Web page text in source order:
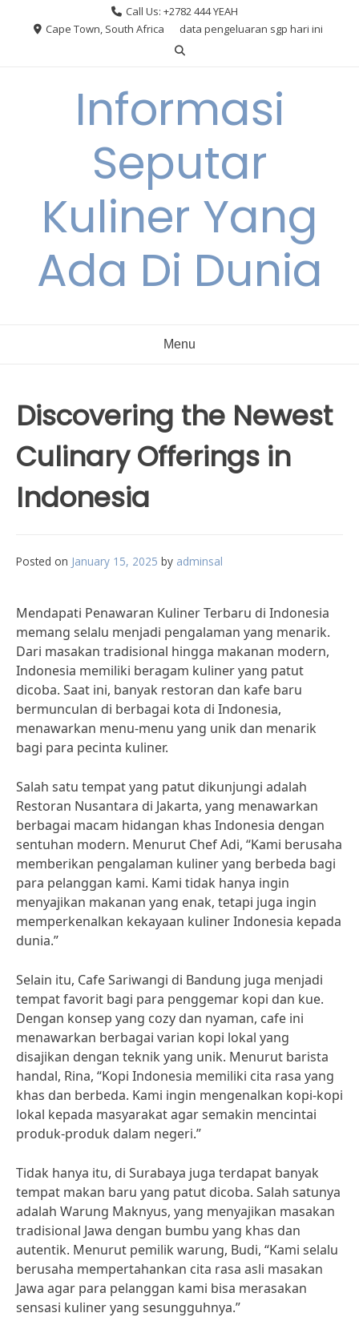
Call Us: +2782 444 YEAH
Cape Town, South Africa
data pengeluaran sgp hari ini
Informasi
Seputar
Kuliner Yang
Ada Di Dunia
Menu
Discovering the Newest
Culinary Offerings in
Indonesia
Posted on January 15, 2025 by adminsal
Mendapati Penawaran Kuliner Terbaru di Indonesia
memang selalu menjadi pengalaman yang menarik.
Dari masakan tradisional hingga makanan modern,
Indonesia memiliki beragam kuliner yang patut
dicoba. Saat ini, banyak restoran dan kafe baru
bermunculan di berbagai kota di Indonesia,
menawarkan menu-menu yang unik dan menarik
bagi para pecinta kuliner.
Salah satu tempat yang patut dikunjungi adalah
Restoran Nusantara di Jakarta, yang menawarkan
berbagai macam hidangan khas Indonesia dengan
sentuhan modern. Menurut Chef Adi, “Kami berusaha
memberikan pengalaman kuliner yang berbeda bagi
para pelanggan kami. Kami tidak hanya ingin
menyajikan makanan yang enak, tetapi juga ingin
memperkenalkan kekayaan kuliner Indonesia kepada
dunia.”
Selain itu, Cafe Sariwangi di Bandung juga menjadi
tempat favorit bagi para penggemar kopi dan kue.
Dengan konsep yang cozy dan nyaman, cafe ini
menawarkan berbagai varian kopi lokal yang
disajikan dengan teknik yang unik. Menurut barista
handal, Rina, “Kopi Indonesia memiliki cita rasa yang
khas dan berbeda. Kami ingin mengenalkan kopi-kopi
lokal kepada masyarakat agar semakin mencintai
produk-produk dalam negeri.”
Tidak hanya itu, di Surabaya juga terdapat banyak
tempat makan baru yang patut dicoba. Salah satunya
adalah Warung Maknyus, yang menyajikan masakan
tradisional Jawa dengan bumbu yang khas dan
autentik. Menurut pemilik warung, Budi, “Kami selalu
berusaha mempertahankan cita rasa asli masakan
Jawa agar para pelanggan kami bisa merasakan
sensasi kuliner yang sesungguhnya.”